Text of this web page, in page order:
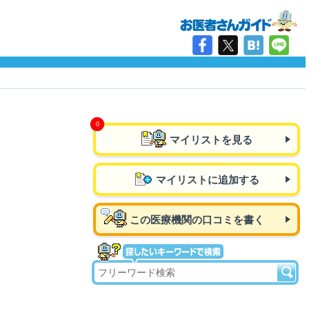
マイリストを見る
マイリストに追加する
この医療機関の口コミを書く